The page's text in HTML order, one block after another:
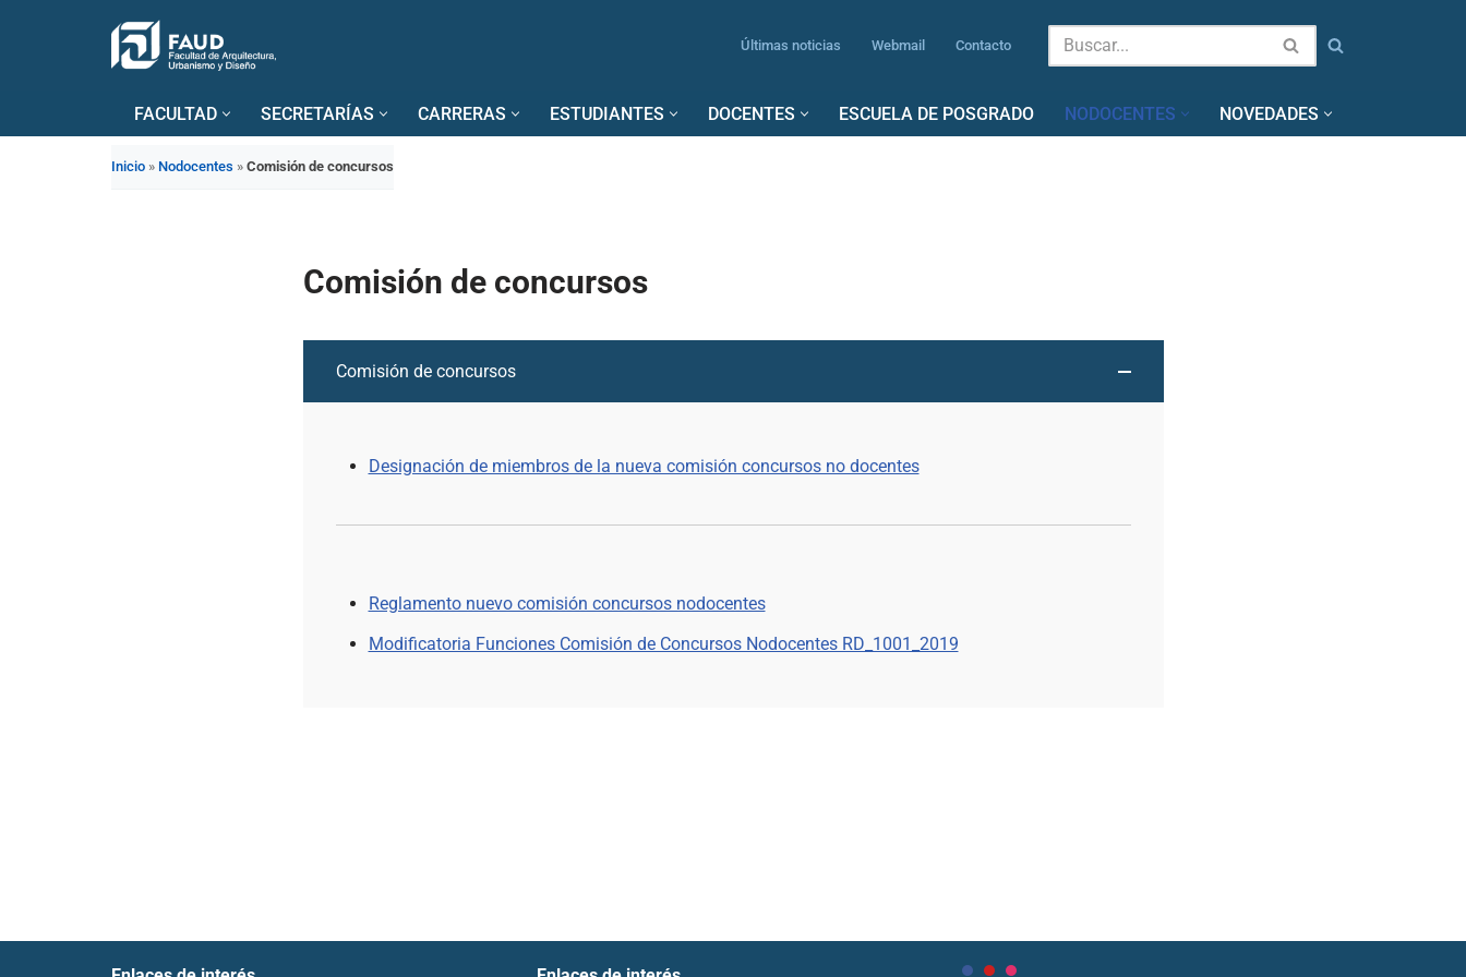
Últimas noticias Webmail Contacto
FACULTAD SECRETARÍAS CARRERAS ESTUDIANTES DOCENTES ESCUELA DE POSGRADO NODOCENTES NOVEDADES
Inicio » Nodocentes » Comisión de concursos
Comisión de concursos
Comisión de concursos
Designación de miembros de la nueva comisión concursos no docentes
Reglamento nuevo comisión concursos nodocentes
Modificatoria Funciones Comisión de Concursos Nodocentes RD_1001_2019